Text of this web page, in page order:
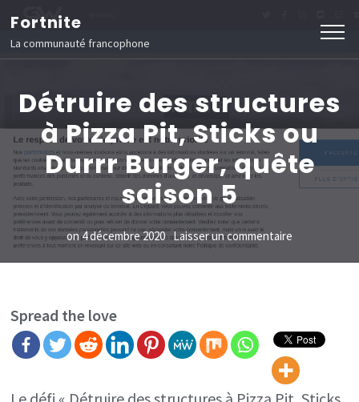
Aller
au
contenu
(Pressez
Entrée)
Fortnite
La communauté francophone
Détruire des structures
à Pizza Pit, Sticks ou
Durrr Burger, quête
saison 5
on4 décembre 2020 Laisser un commentaire
Détruire
à
Pizza
Pit,
Spread the love